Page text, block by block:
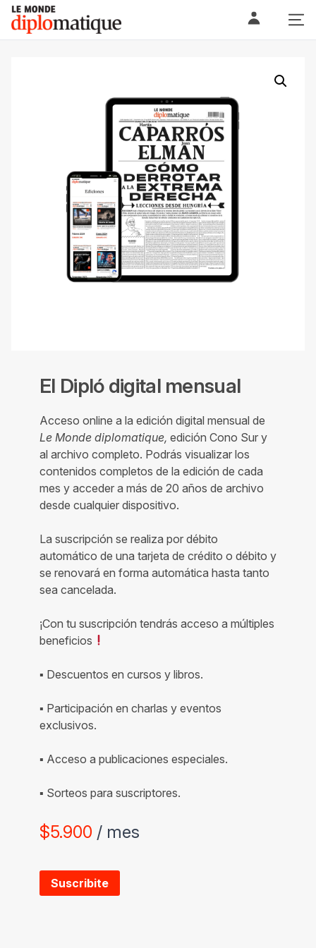
Skip
content
Le monde diplomatique
El Dipló digital mensual
Acceso online a la edición digital mensual de
Le Monde diplomatique, edición Cono Sur y
al archivo completo. Podrás visualizar los
contenidos completos de la edición de cada
mes y acceder a más de 20 años de archivo
desde cualquier dispositivo.
La suscripción se realiza por débito
automático de una tarjeta de crédito o débito y
se renovará en forma automática hasta tanto
sea cancelada.
¡Con tu suscripción tendrás acceso a múltiples
beneficios
▪ Descuentos en cursos y libros.
▪ Participación en charlas y eventos
exclusivos.
▪ Acceso a publicaciones especiales.
▪ Sorteos para suscriptores.
$5.900 / mes
Suscribite